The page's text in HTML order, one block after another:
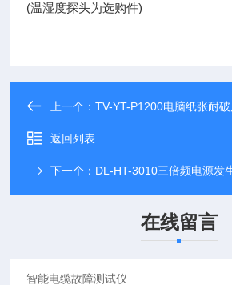
(温湿度探头为选购件)
上一个：TV-YT-P1200电脑纸张耐
返回列表
下一个： DL-HT-3010三倍频电源发
在线留言